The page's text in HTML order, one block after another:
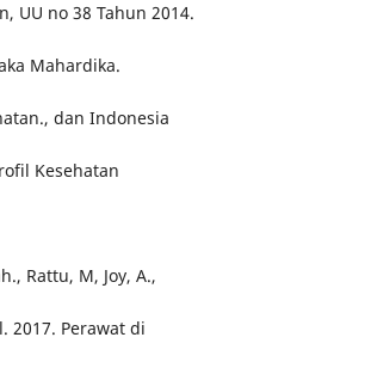
UU no 38 Tahun 2014.
Mahardika.
dan Indonesia
Kesehatan
Rattu, M, Joy, A.,
2017. Perawat di